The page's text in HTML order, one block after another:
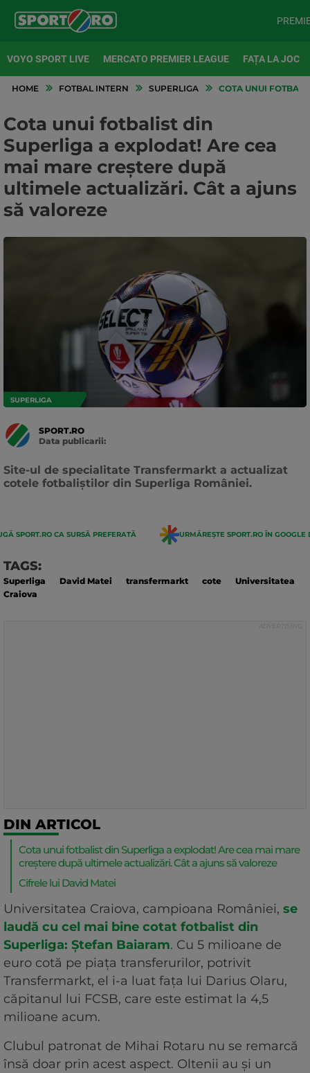
VOYO SPORT LIVE MERCATO PREMIER LEAGUE FAȚA LA JOC
HOME FOTBAL INTERN SUPERLIGA COTA UNUI
Cota unui fotbalist din
Superliga a explodat! Are cea
mai mare creștere după
ultimele actualizări. Cât a ajuns
să valoreze
SUPERLIGA
SPORT.RO
Data publicarii:
Site-ul de specialitate Transfermarkt a actualizat
cotele fotbaliștilor din Superliga României.
SPORT.RO CA SURSĂ PREFERATĂ URMĂREȘTE SPORT.RO ÎN GOOGLE
TAGS:
Superliga David Matei transfermarkt cote
Universitatea
Craiova
DIN ARTICOL
Cota unui fotbalist din Superliga a explodat! Are cea mai mare
creștere după ultimele actualizări. Cât a ajuns să valoreze
Cifrele lui David Matei
Universitatea Craiova, campioana României, se
laudă cu cel mai bine cotat fotbalist din
Superliga: Ștefan Baiaram. Cu 5 milioane de
euro cotă pe piața transferurilor, potrivit
Transfermarkt, el i-a luat fața lui Darius Olaru,
căpitanul lui FCSB, care este estimat la 4,5
milioane acum.
Clubul patronat de Mihai Rotaru nu se remarcă
însă doar prin acest aspect. Oltenii au și un